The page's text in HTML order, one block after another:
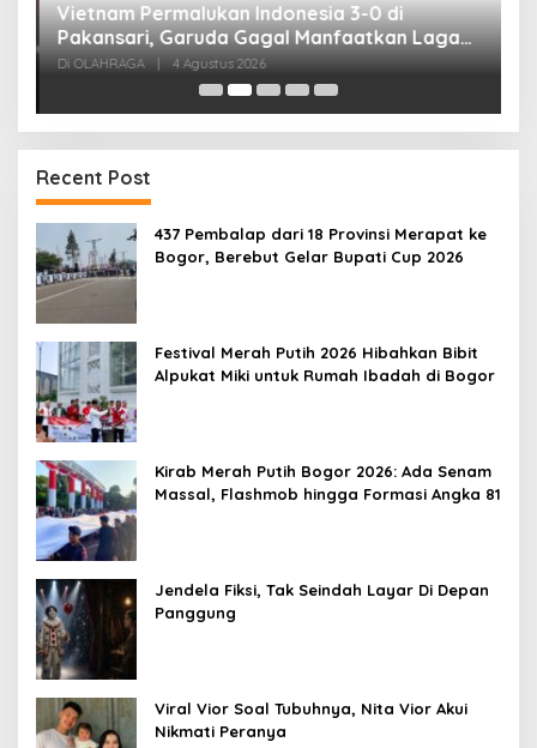
Vietnam Permalukan Indonesia 3-0 di
Pakansari, Garuda Gagal Manfaatkan Laga
Kandang
Di OLAHRAGA 4 Agustus 2026
Recent Post
437 Pembalap dari 18 Provinsi Merapat ke
Bogor, Berebut Gelar Bupati Cup 2026
Festival Merah Putih 2026 Hibahkan Bibit
Alpukat Miki untuk Rumah Ibadah di Bogor
Kirab Merah Putih Bogor 2026: Ada Senam
Massal, Flashmob hingga Formasi Angka 81
Jendela Fiksi, Tak Seindah Layar Di Depan
Panggung
Viral Vior Soal Tubuhnya, Nita Vior Akui
Nikmati Peranya